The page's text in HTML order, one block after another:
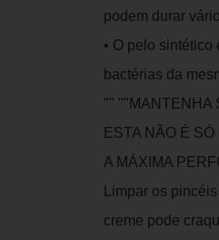
podem durar
• O pelo sintético
bactérias da
"" ""MANTENHA
ESTA NÃO É
A MÁXIMA
Limpar os
creme pode